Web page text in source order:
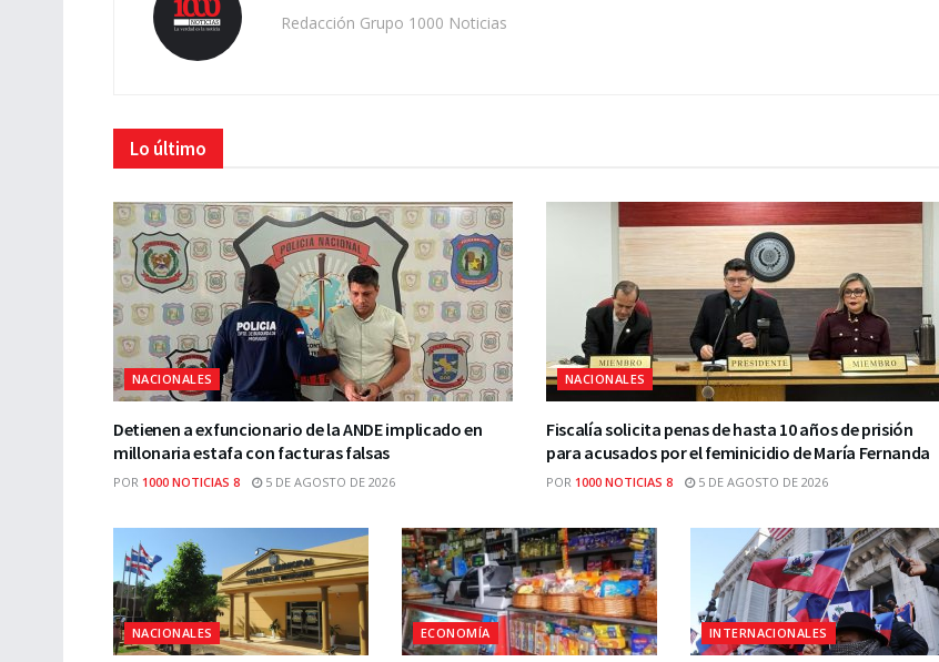
Redacción Grupo 1000 Noticias
Lo último
NACIONALES
Detienen a exfuncionario de la ANDE implicado en
millonaria estafa con facturas falsas
POR 1000 NOTICIAS 8 5 DE AGOSTO DE 2026
NACIONALES
Fiscalía solicita penas de hasta 10 años de prisión
para acusados por el feminicidio de María Fernanda
POR 1000 NOTICIAS 8 5 DE AGOSTO DE 2026
NACIONALES ECONOMÍA INTERNACIONALES